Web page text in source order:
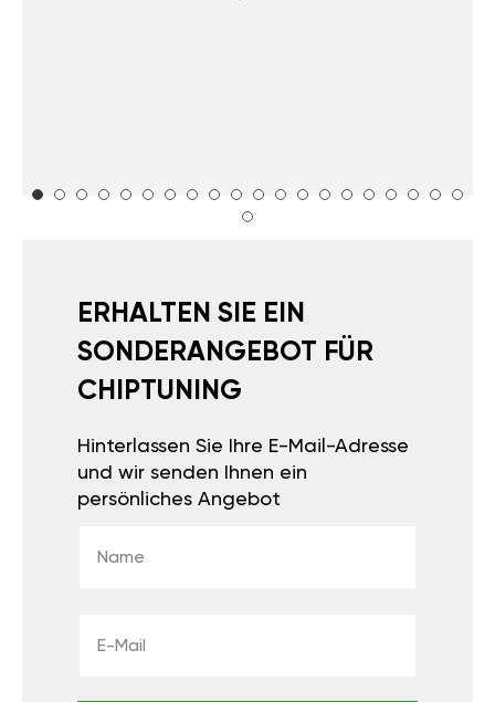
ERHALTEN SIE EIN
SONDERANGEBOT FÜR
CHIPTUNING
Hinterlassen Sie Ihre E-Mail-Adresse
und wir senden Ihnen ein
persönliches Angebot